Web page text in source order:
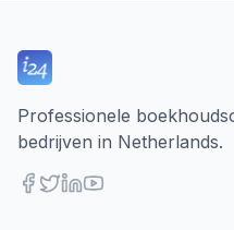
Professionele
bedrijven in Netherlands.